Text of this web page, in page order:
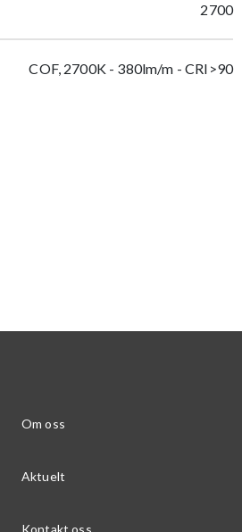
2700
COF, 2700K - 380lm/m - CRI>90
Om oss
Aktuelt
Kontakt oss